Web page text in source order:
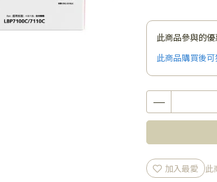
此商品參與的
此商品購買後
加入最愛 此